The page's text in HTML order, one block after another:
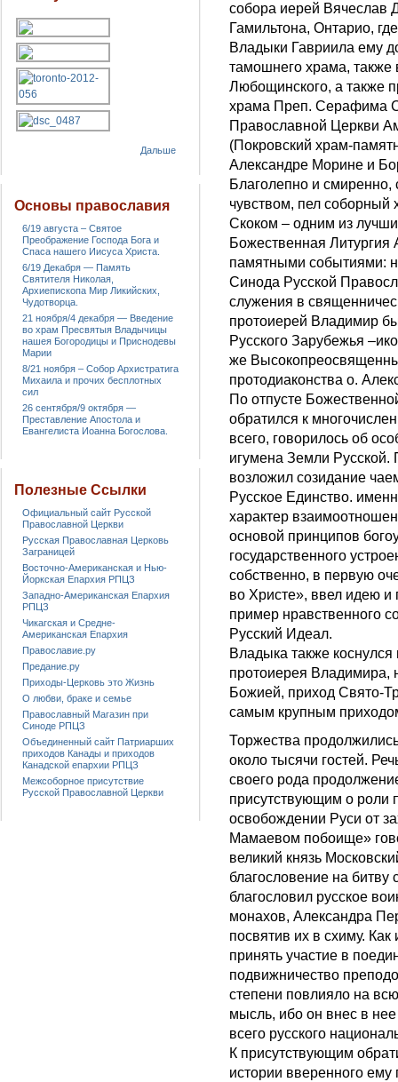
собора иерей Вячеслав
Гамильтона, Онтарио,
Владыки Гавриила ему
тамошнего храма,
Любощинского, а также
храма Преп. Серафима
Православной Церкви
(Покровский храм-
Александре Морине и
Благолепно и
чувством, пел соборный
Скоком – одним из
Божественная
памятными событиями:
Синода Русской
служения в
протоиерей Владимир
Русского Зарубежья
же
протодиаконства о.
По отпусте
обратился к
всего, говорилось об
игумена Земли Русской.
возложил созидание
Русское Единство.
характер
основой принципов
государственного
собственно, в первую
во Христе», ввел идею и
пример нравственного
Русский Идеал.
Владыка также
протоиерея Владимира,
Божией, приход Свято-
самым крупным
Торжества
около тысячи гостей.
своего рода
присутствующим о роли
освобождении Руси от
Мамаевом побоище»
великий князь
благословение на
благословил русское
монахов, Александра
посвятив их в схиму.
принять участие в
подвижничество
степени повлияло на
мысль, ибо он внес в
всего русского
К присутствующим
истории вверенного
Дальше
Основы православия
6/19 августа – Святое
Преображение Господа Бога и
Спаса нашего Иисуса Христа.
6/19 Декабря — Память
Святителя Николая,
Архиепископа Мир Ликийских,
Чудотворца.
21 ноября/4 декабря — Введение
во храм Пресвятыя Владычицы
нашея Богородицы и Приснодевы
Марии
8/21 ноября – Собор Архистратига
Михаила и прочих бесплотных
сил
26 сентября/9 октября —
Преставление Апостола и
Евангелиста Иоанна Богослова.
Полезные Ссылки
Официальный сайт Русской
Православной Церкви
Русская Православная Церковь
Заграницей
Восточно-Американская и Нью-
Йоркская Епархия РПЦЗ
Западно-Американская Епархия
РПЦЗ
Чикагская и Средне-
Американская Епархия
Православие.ру
Предание.ру
Приходы-Церковь это Жизнь
О любви, браке и семье
Православный Магазин при
Синоде РПЦЗ
Объединенный сайт Патриарших
приходов Канады и приходов
Канадской епархии РПЦЗ
Межсоборное присутствие
Русской Православной Церкви